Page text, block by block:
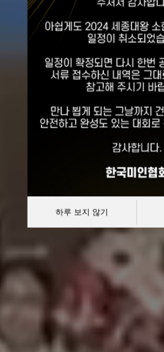
세종
소헌
선발
대한민국 한복모델
하루 보지 않기